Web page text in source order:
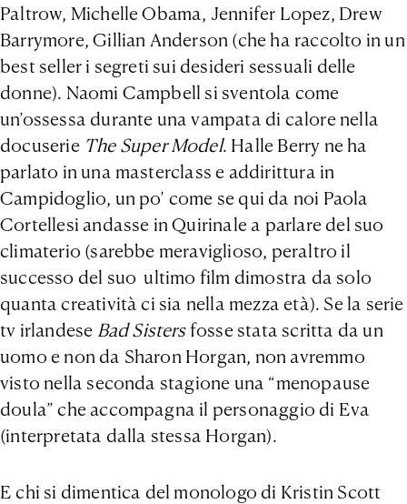
Paltrow, Michelle Obama, Jennifer Lopez, Drew
Barrymore, Gillian Anderson (che ha raccolto in un
best seller i segreti sui desideri sessuali delle
donne). Naomi Campbell si sventola come
un’ossessa durante una vampata di calore nella
docuserie The Super Model. Halle Berry ne ha
parlato in una masterclass e addirittura in
Campidoglio, un po’ come se qui da noi Paola
Cortellesi andasse in Quirinale a parlare del suo
climaterio (sarebbe meraviglioso, peraltro il
successo del suo ultimo film dimostra da solo
quanta creatività ci sia nella mezza età). Se la serie
tv irlandese Bad Sistersfosse stata scritta da un
uomo e non da Sharon Horgan, non avremmo
visto nella seconda stagione una “menopause
doula” che accompagna il personaggio di Eva
(interpretata dalla stessa Horgan).
E chi si dimentica del monologo di Kristin Scott